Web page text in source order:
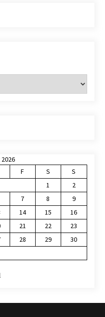
F S
S
1
2
7 8
9
14 15
16
21 22
23
28 29
30